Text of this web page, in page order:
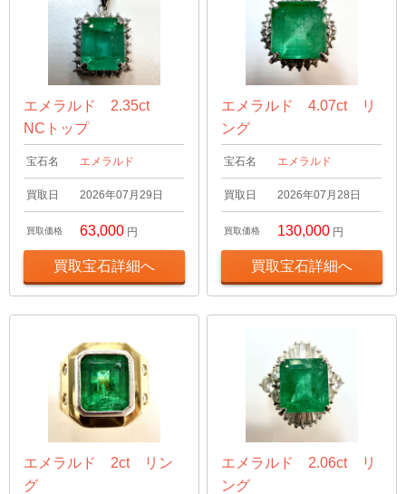
エメラルド 2.35ct
NCトップ
宝石名 エメラルド
買取日 2026年07月29日
買取価格 63,000 円
買取宝石詳細へ
エメラルド 4.07ct リ
ング
宝石名 エメラルド
買取日 2026年07月28日
買取価格 130,000 円
買取宝石詳細へ
エメラルド 2ct リン
グ
エメラルド 2.06ct リ
ング